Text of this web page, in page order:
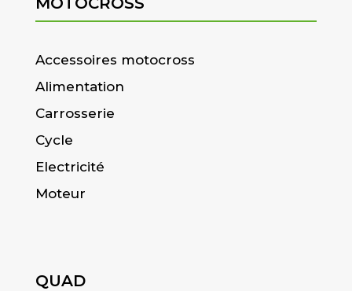
Accessoires motocross
Alimentation
Carrosserie
Cycle
Electricité
Moteur
QUAD